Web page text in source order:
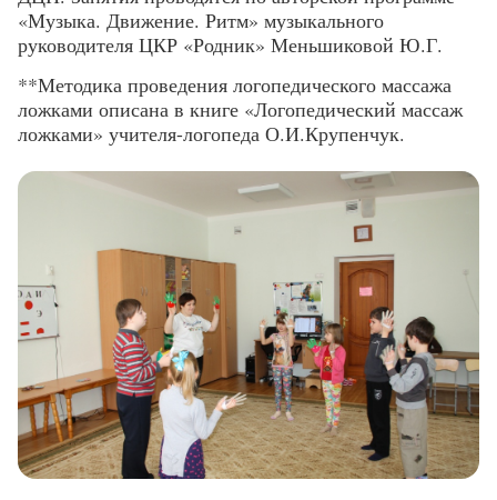
«Музыка. Движение. Ритм» музыкального
руководителя ЦКР «Родник» Меньшиковой Ю.Г.
**Методика проведения логопедического массажа
ложками описана в книге «Логопедический массаж
ложками» учителя-логопеда О.И.Крупенчук.